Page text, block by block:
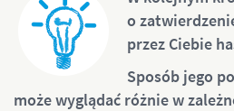
o
przez Ciebie
Sposób jego
może wyglądać różnie w